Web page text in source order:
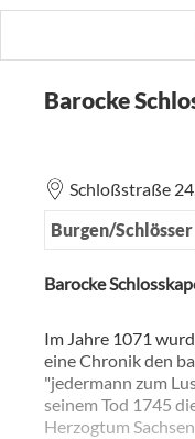
Barocke
Schloßstraße
Burgen/Schlösser
Barocke
Im Jahre 1071
eine Chronik den
"jedermann zum
seinem Tod 1745
Herzogtum